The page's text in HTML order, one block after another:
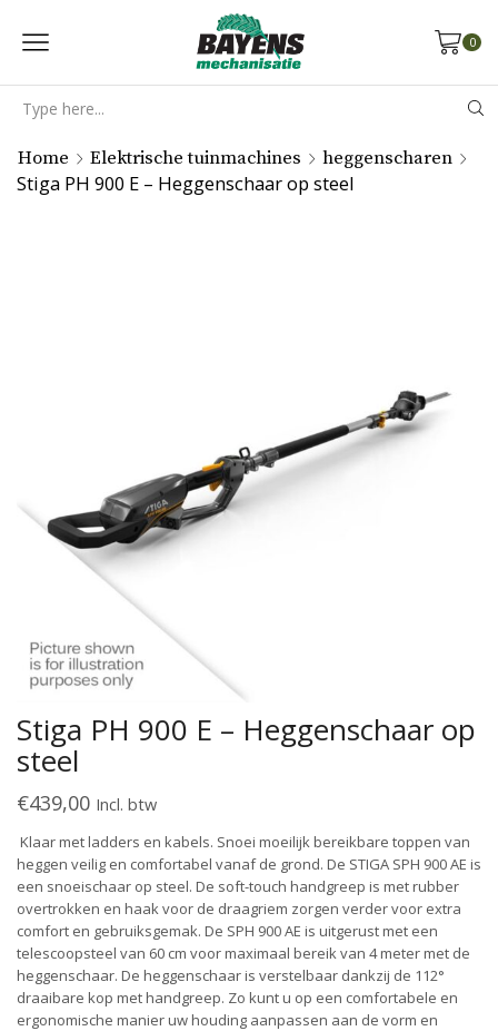
0
Home Elektrische tuinmachines heggenscharen
Stiga PH 900 E – Heggenschaar op steel
Stiga PH 900 E – Heggenschaar op
steel
€439,00 Incl. btw
Klaar met ladders en kabels. Snoei moeilijk bereikbare toppen van
heggen veilig en comfortabel vanaf de grond. De STIGA SPH 900 AE is
een snoeischaar op steel. De soft-touch handgreep is met rubber
overtrokken en haak voor de draagriem zorgen verder voor extra
comfort en gebruiksgemak. De SPH 900 AE is uitgerust met een
telescoopsteel van 60 cm voor maximaal bereik van 4 meter met de
heggenschaar. De heggenschaar is verstelbaar dankzij de 112°
draaibare kop met handgreep. Zo kunt u op een comfortabele en
ergonomische manier uw houding aanpassen aan de vorm en